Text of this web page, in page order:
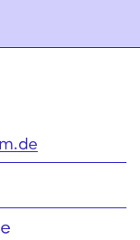
Footer springen